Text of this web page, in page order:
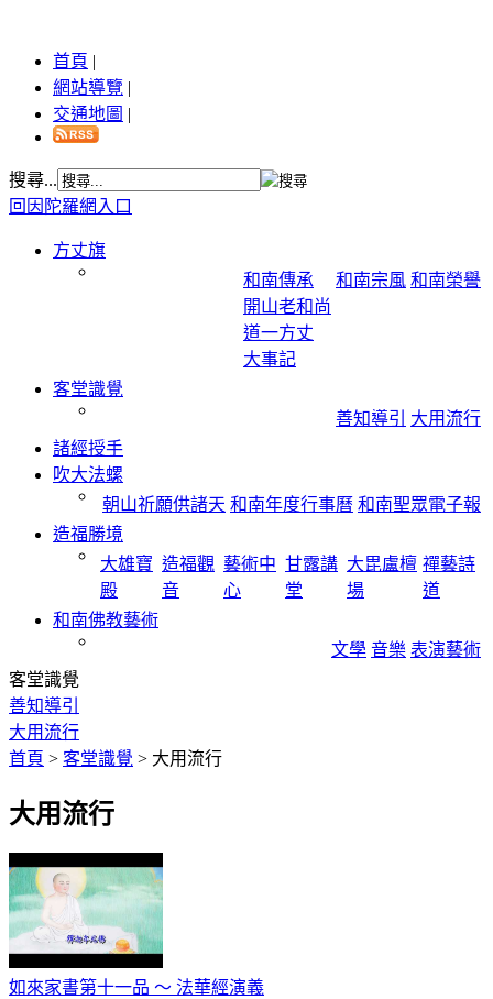
首頁 |
網站導覽 |
交通地圖 |
搜尋...
回因陀羅網入口
方丈旗
和南傳承
開山老和尚
道一方丈
大事記
和南宗風 和南榮譽
客堂識覺
善知導引
大用流行
諸經授手
吹大法螺
朝山祈願供諸天 和南年度行事曆 和南聖眾電子報
造福勝境
大雄寶
殿
造福觀
音
藝術中
心
甘露講
堂
大毘盧檀
場
禪藝詩
道
和南佛教藝術
文學 音樂 表演藝術
客堂識覺
善知導引
大用流行
首頁 > 客堂識覺 > 大用流行
大用流行
如來家書第十一品 ～ 法華經演義